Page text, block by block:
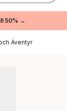
50% →
Äventyr